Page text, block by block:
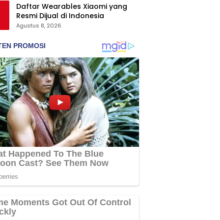
Daftar Wearables Xiaomi yang
Resmi Dijual di Indonesia
Agustus 8, 2026